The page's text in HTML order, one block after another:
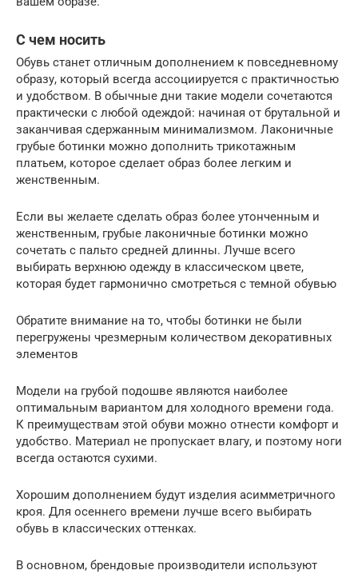
С чем носить
Обувь станет отличным дополнением к повседневному
образу, который всегда ассоциируется с практичностью
и удобством. В обычные дни такие модели сочетаются
практически с любой одеждой: начиная от брутальной и
заканчивая сдержанным минимализмом. Лаконичные
грубые ботинки можно дополнить трикотажным
платьем, которое сделает образ более легким и
женственным.
Если вы желаете сделать образ более утонченным и
женственным, грубые лаконичные ботинки можно
сочетать с пальто средней длинны. Лучше всего
выбирать верхнюю одежду в классическом цвете,
которая будет гармонично смотреться с темной обувью
Обратите внимание на то, чтобы ботинки не были
перегружены чрезмерным количеством декоративных
элементов
Модели на грубой подошве являются наиболее
оптимальным вариантом для холодного времени года.
К преимуществам этой обуви можно отнести комфорт и
удобство. Материал не пропускает влагу, и поэтому ноги
всегда остаются сухими.
Хорошим дополнением будут изделия асимметричного
кроя. Для осеннего времени лучше всего выбирать
обувь в классических оттенках.
В основном, брендовые производители используют